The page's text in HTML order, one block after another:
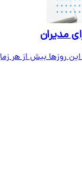
بیش از هر زمان